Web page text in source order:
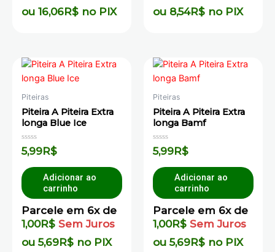
ou 16,06R$ no PIX
ou 8,54R$ no PIX
Piteiras
Piteira A Piteira Extra
longa Blue Ice
Avaliação
0
5
5,99R$
Adicionar ao
carrinho
Parcele em 6x de
1,00R$ Sem Juros
ou 5,69R$ no PIX
Piteiras
Piteira A Piteira Extra
longa Bamf
Avaliação
0
5
5,99R$
Adicionar ao
carrinho
Parcele em 6x de
1,00R$ Sem Juros
ou 5,69R$ no PIX